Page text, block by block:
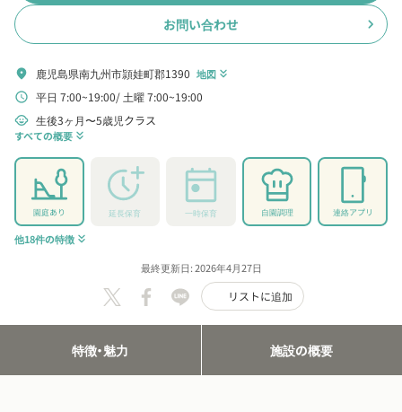
お問い合わせ chevron_right
location_on 鹿児島県南九州市頴娃町郡1390 地図 keyboard_double_arrow_down
schedule 平日 7:00~19:00 土曜 7:00~19:00
child_care 生後3ヶ月〜5歳児クラス
すべての概要 keyboard_double_arrow_down
園庭あり 延長保育 一時保育 自園調理 連絡アプリ
他18件の特徴 keyboard_double_arrow_down
最終更新日: 2026年4月27日
リストに追加
特徴・魅力 施設の概要